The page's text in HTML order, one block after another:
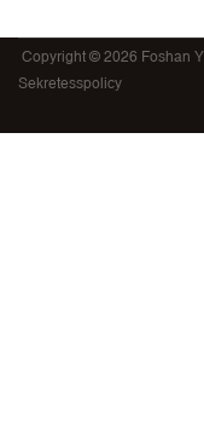
Copyright © 2026 Foshan
Sekretesspolicy